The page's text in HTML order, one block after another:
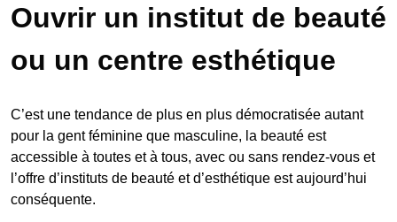
Ouvrir un institut de beauté
ou un centre esthétique
C’est une tendance de plus en plus démocratisée autant
pour la gent féminine que masculine, la beauté est
accessible à toutes et à tous, avec ou sans rendez-vous et
l’offre d’instituts de beauté et d’esthétique est aujourd’hui
conséquente.